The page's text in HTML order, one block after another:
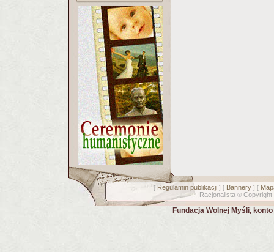
[ Regulamin publikacji] [ Bannery] [
Racjonalista © Copyright
Fundacja Wolnej Myśli,